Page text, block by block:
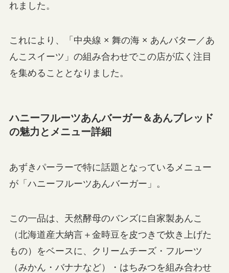
れました。
これにより、「中央線 × 舞の海 × あんバター／あ
んこスイーツ」の組み合わせでこの店が広く注目
を集めることとなりました。
ハニーフルーツあんバーガー＆あんブレッド
の魅力とメニュー詳細
あずきパーラーで特に話題となっているメニュー
が「ハニーフルーツあんバーガー」。
この一品は、天然酵母のバンズに自家製あんこ
（北海道産大納言＋金時豆を皮つきで炊き上げた
もの）をベースに、クリームチーズ・フルーツ
（みかん・バナナなど）・はちみつを組み合わせ